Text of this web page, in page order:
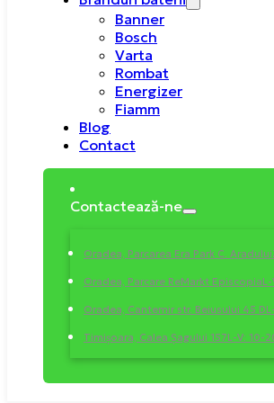
Banner
Bosch
Varta
Rombat
Energizer
Fiamm
Blog
Contact
Contactează-ne
Oradea, Parcarea Era Park C. Aradului
Oradea, Parcare ReMarkt Episcopia
Oradea, Cantemir str. Beiusului 45 D
Timișoara, Calea Șagului 157L-V: 10-